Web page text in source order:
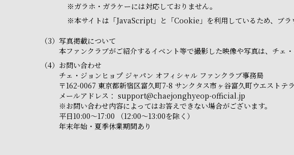
※ガラホ・ガラケーには対応しておりません。
※本サイトは「JavaScript」と「Cookie」を利用しているため、ブラ
（3） 写真掲載について
本ファンクラブがご紹介するイベント等で撮影した映像や写真は、チェ
（4） お問い合わせ
チェ・ジョンヒョプ ジャパン オフィシャル ファンクラブ事務局
〒162-0067 東京都新宿区富久町7-8 サンクタス市ヶ谷富久町ウエストテ
メールアドレス： support@chaejonghyeop-official.jp
※お問い合わせ内容によってはお答えできない場合がございます。
平日10:00～17:00 （12:00～13:00を除く）
年末年始・夏季休業期間あり